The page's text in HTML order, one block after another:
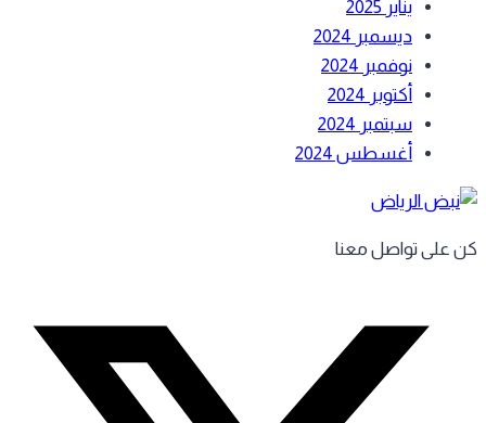
يناير 2025
ديسمبر 2024
نوفمبر 2024
أكتوبر 2024
سبتمبر 2024
أغسطس 2024
على تواصل معنا